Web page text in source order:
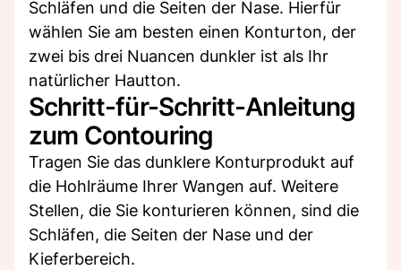
Schläfen und die Seiten der Nase. Hierfür
wählen Sie am besten einen Konturton, der
zwei bis drei Nuancen dunkler ist als Ihr
natürlicher Hautton.
Schritt-für-Schritt-Anleitung
zum Contouring
Tragen Sie das dunklere Konturprodukt auf
die Hohlräume Ihrer Wangen auf. Weitere
Stellen, die Sie konturieren können, sind die
Schläfen, die Seiten der Nase und der
Kieferbereich.